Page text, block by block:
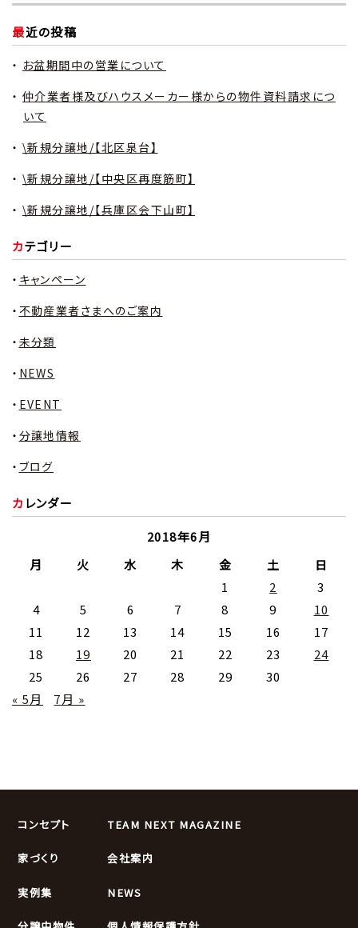
最近の投稿
お盆期間中の営業について
仲介業者様及びハウスメーカー様からの物件資料請求につ
いて
\新規分譲地/【北区泉台】
\新規分譲地/【中央区再度筋町】
\新規分譲地/【兵庫区会下山町】
カテゴリー
キャンペーン
不動産業者さまへのご案内
未分類
NEWS
EVENT
分譲地情報
ブログ
カレンダー
2018年6月
月
火 水 木 金 土
日
1
2
3
4
5 6 7 8 9
10
11
12 13 14 15 16
17
18
19 20 21 22 23
24
25
26 27 28 29
30
« 5月
7月 »
コンセプト
家づくり
実例集
TEAM NEXT MAGAZINE
会社案内
NEWS